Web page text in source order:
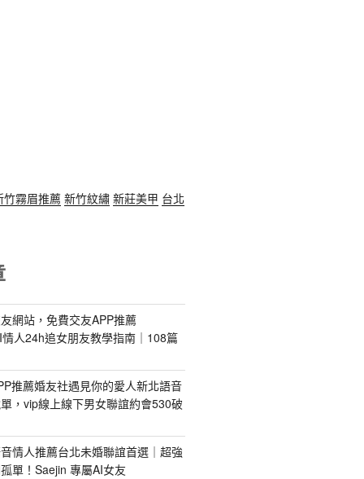
竹霧眉推薦 新竹紋繡 新莊美甲 台北
網站，免費交友APP推薦
人24h追女朋友教學指南｜108篇
推薦婚友社遇見你的愛人新北語音
，vip線上線下男女聯誼約會530破
情人推薦台北未婚聯誼首選｜超強
單！Saejin 專屬AI女友